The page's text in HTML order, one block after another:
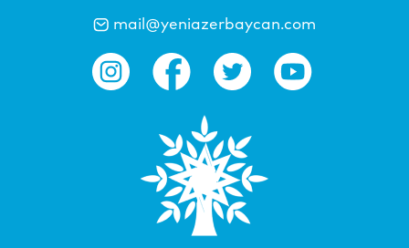
mail@yeniazerbaycan.com